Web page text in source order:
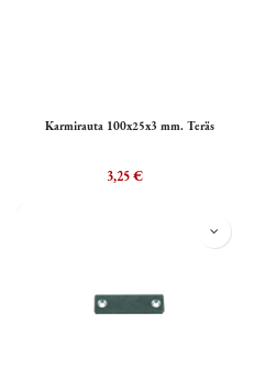
Karmirauta 100x25x3 mm. Teräs
3,25€